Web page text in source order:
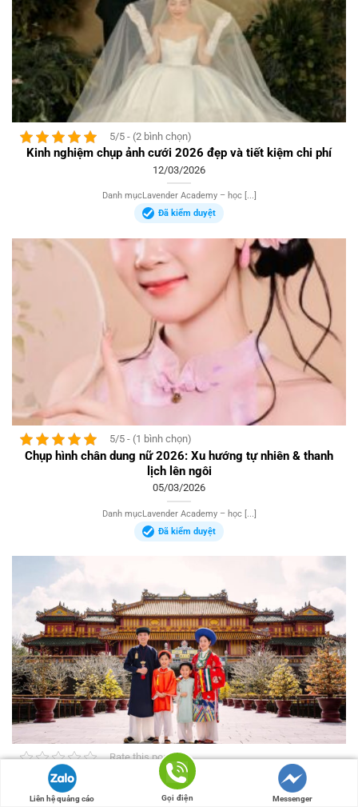
5/5 - (2 bình chọn)
Kinh nghiệm chụp ảnh cưới 2026 đẹp và tiết kiệm chi phí
12/03/2026
Danh mụcLavender Academy – học [...]
Đã kiểm duyệt
5/5 - (1 bình chọn)
Chụp hình chân dung nữ 2026: Xu hướng tự nhiên & thanh
lịch lên ngôi
05/03/2026
Danh mụcLavender Academy – học [...]
Đã kiểm duyệt
Rate this post
Review chụp ảnh gia đình Huế 2026: nên chọn ngoại cảnh
hay studio?
Liên hệ quảng cáo Gọi điện Messenger